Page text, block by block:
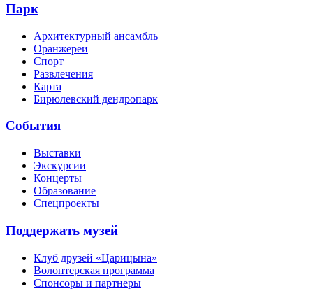
Парк
Архитектурный ансамбль
Оранжереи
Спорт
Развлечения
Карта
Бирюлевский дендропарк
События
Выставки
Экскурсии
Концерты
Образование
Спецпроекты
Поддержать музей
Клуб друзей «Царицына»
Волонтерская программа
Спонсоры и партнеры